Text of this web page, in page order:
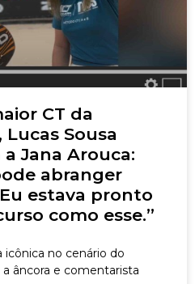
CT da
Sousa
Jana Arouca:
abranger
estava pronto
como esse.”
icônica no cenário do
âncora e comentarista